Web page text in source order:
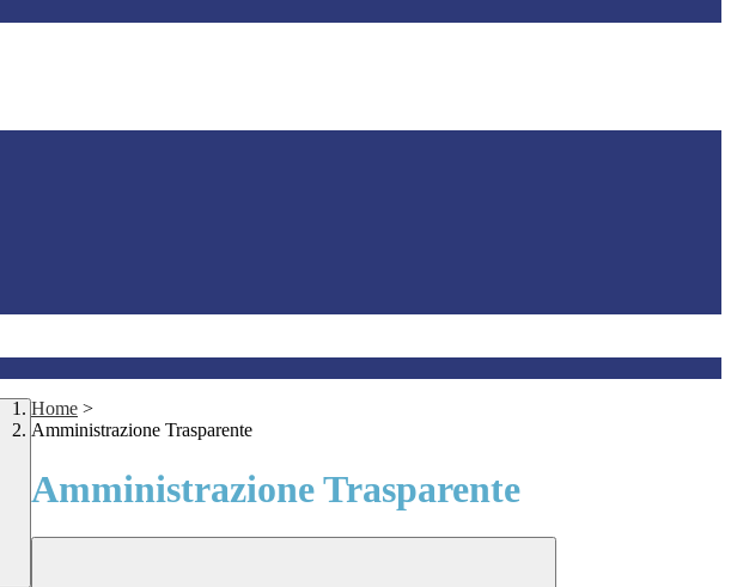
Home >
Amministrazione Trasparente
Amministrazione Trasparente